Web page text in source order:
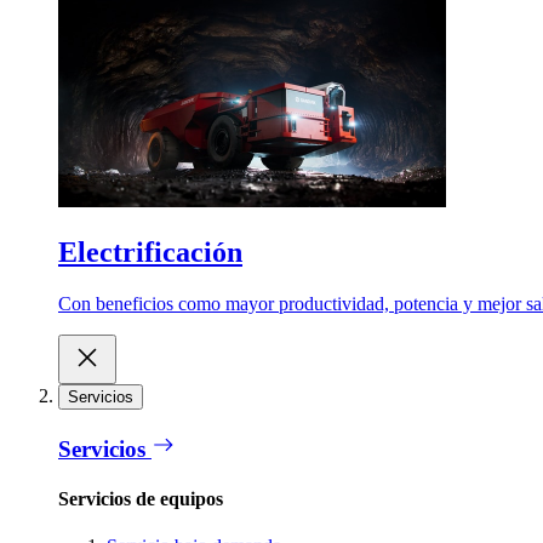
Electrificación
Con beneficios como mayor productividad, potencia y mejor
Servicios
Servicios
Servicios de equipos